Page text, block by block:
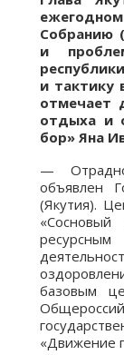
Собранию
и
и тактику
отмечает
отдыха и
бор» Яна
—
объявлен
(Якутия).
«Сосновый
базовым
«Движение